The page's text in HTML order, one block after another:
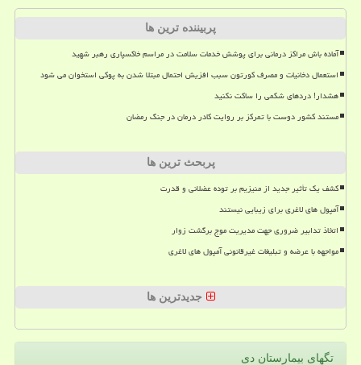
پربیننده ترین ها
آماده باش مراکز درمانی برای پوشش خدمات سلامت در مراسم خاکسپاری رهبر شهید
استعمال دخانیات و مصرف کورتون سبب افزیش احتمال مبتلا شدن به پوکی استخوان می شود
هشدار! دردهای شکمی را ساکت نکنید
مستند کشور دوست با تمرکز بر روایت کادر درمان در جنگ رمضان
پربحث ترین ها
کشف یک تأثیر جدید از منیزیم بر توده عضلانی و قدرت
آمپول های لاغری برای زیبایی نیستند
اتخاذ تدابیر ضروری جهت مدیریت موج برگشت زوار
مواجهه با عرضه و تبلیغات غیرقانونی آمپول های لاغری
جدیدترین ها
تگهای بیمارستان دی